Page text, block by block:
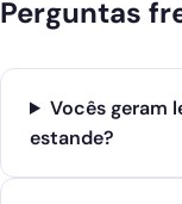
Perguntas
Vocês geram
estande?